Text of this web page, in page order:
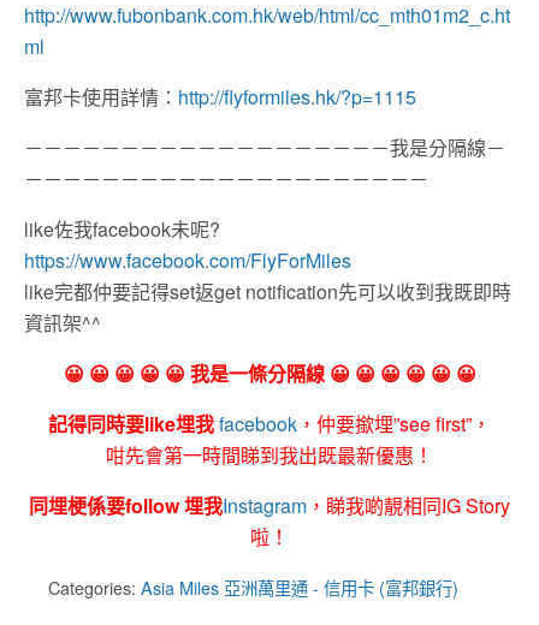
http://www.fubonbank.com.hk/web/html/cc_mth01m2_c.ht
ml
富邦卡使用詳情： http://flyformiles.hk/?p=1115
－－－－－－－－－－－－－－－－－－－我是分隔線－
－－－－－－－－－－－－－－－－－－－－－
like佐我facebook未呢?
https://www.facebook.com/FlyForMiles
like完都仲要記得set返get notification先可以收到我既即時
資訊架^^
😀 😀 😀 😀 😀 我是一條分隔線 😀 😀 😀 😀 😀 😀
記得同時要like埋我facebook ，仲要撳埋”see first”，
咁先會第一時間睇到我出既最新優惠！
同埋梗係要follow 埋我Instagram ，睇我啲靚相同IG Story
啦！
Categories: Asia Miles 亞洲萬里通 - 信用卡 (富邦銀行)